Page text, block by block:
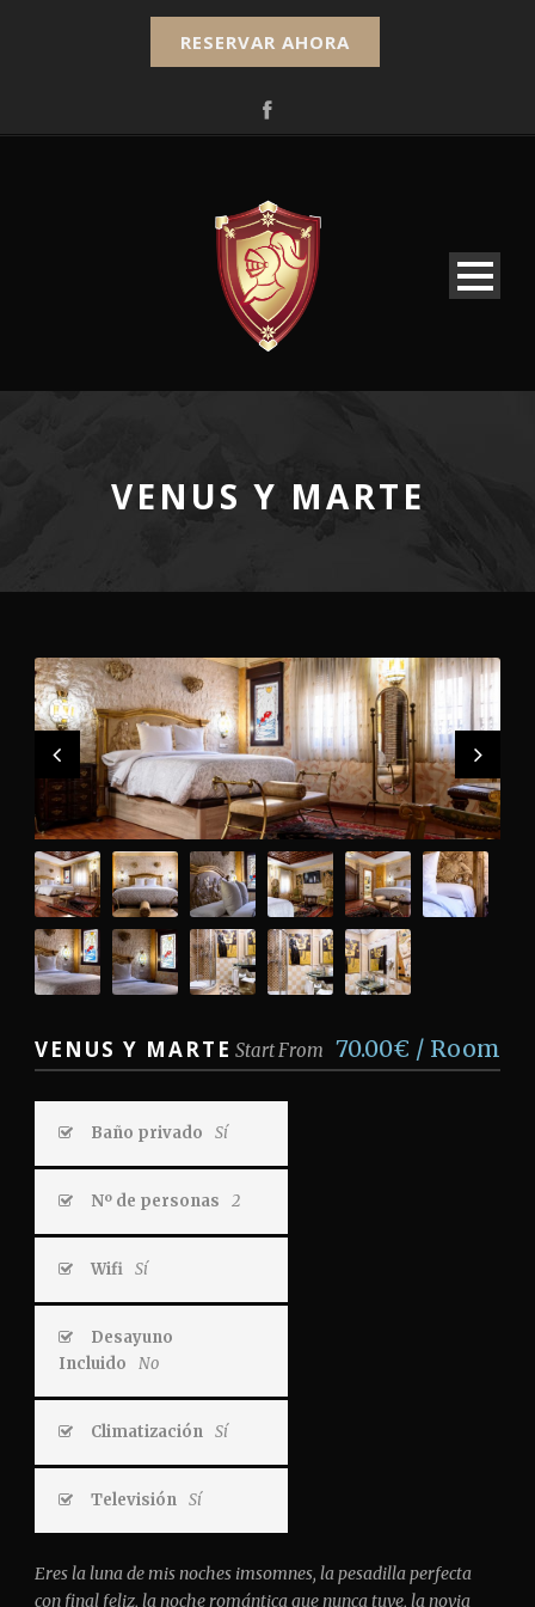
RESERVAR AHORA
English
VENUS Y MARTE
VENUS Y MARTE Start From 70.00€ / Room
Baño privado Sí
Nº de personas 2
Wifi Sí
Desayuno
Incluido
No
Climatización Sí
Televisión Sí
Eres la luna de mis noches imsomnes, la pesadilla perfecta
con final feliz, la noche romántica que nunca tuve, la novia